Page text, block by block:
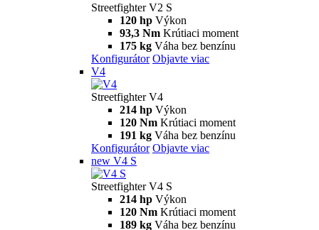
Streetfighter V2 S
120 hp Výkon
93,3 Nm Krútiaci moment
175 kg Váha bez benzínu
Konfigurátor Objavte viac
V4
Streetfighter V4
214 hp Výkon
120 Nm Krútiaci moment
191 kg Váha bez benzínu
Konfigurátor Objavte viac
new V4 S
Streetfighter V4 S
214 hp Výkon
120 Nm Krútiaci moment
189 kg Váha bez benzínu